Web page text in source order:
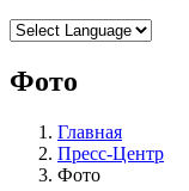
Фото
Главная
Пресс-Центр
Фото